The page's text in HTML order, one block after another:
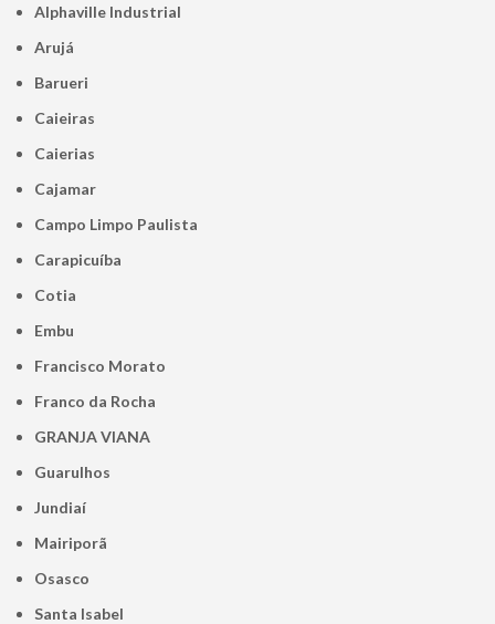
Alphaville Industrial
Arujá
Barueri
Caieiras
Caierias
Cajamar
Campo Limpo Paulista
Carapicuíba
Cotia
Embu
Francisco Morato
Franco da Rocha
GRANJA VIANA
Guarulhos
Jundiaí
Mairiporã
Osasco
Santa Isabel